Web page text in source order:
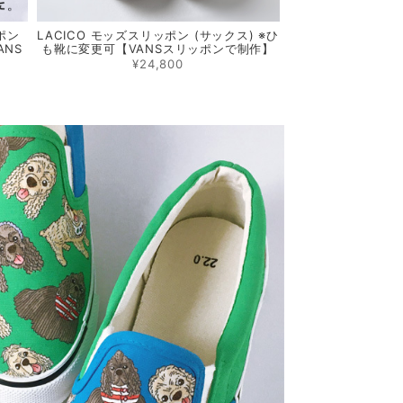
ン
LACICO モッズスリッポン (サックス) ※ひ
も靴に変更可【VANSスリッポンで制作】
¥24,800